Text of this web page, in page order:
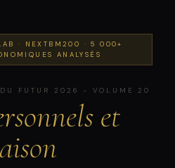
· NEXTBM200 · 5 000+
ANALYSÉS
DU FUTUR 2026 - VOLUME 20
et